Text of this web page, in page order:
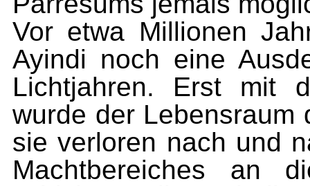
Vor etwa Millionen
Ayindi noch eine
Lichtjahren. Erst mit
wurde der Lebensraum
sie verloren nach und
Machtbereiches an